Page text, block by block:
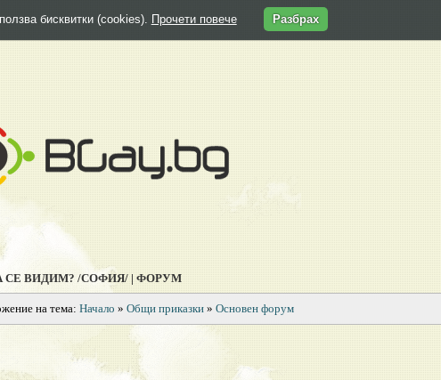
СЕ ВИДИМ? /СОФИЯ/ | ФОРУМ
на тема: Начало » Общи приказки » Основен форум
бисквитки (cookies). Прочети повече Разбрах